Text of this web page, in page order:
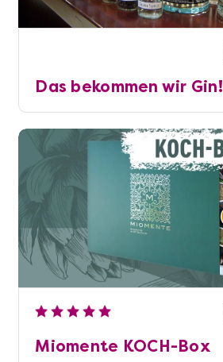
Das bekommen wir Gin!
Miomente KOCH-Box